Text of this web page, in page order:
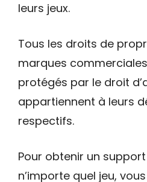
leurs jeux.
Tous les droits de
marques
protégés par le droit
appartiennent à leurs
respectifs.
Pour obtenir un
n’importe quel jeu,